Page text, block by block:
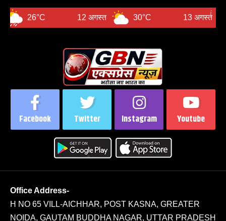
12 अगस्त 30°C 13 अगस्त 31°C
Office Address-
H NO 65 VILL-AICHHAR, POST KASNA, GREATER
NOIDA, GAUTAM BUDDHA NAGAR, UTTAR PRADESH
Facebook Twitter Instagram Youtube